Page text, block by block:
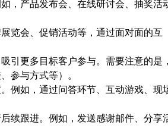
，产品发布会、在线研讨会、抽奖活
览会、促销活动等，通过面对面的互
引更多目标客户参与。需要注意的是，
参与方式等）。
例如，通过问答环节、互动游戏、现
续跟进。例如，发送感谢邮件、分享